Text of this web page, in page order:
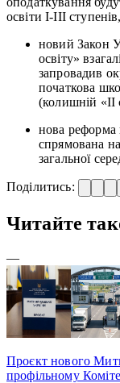
освіти І-ІІІ
новий Закон
освіту»
запровадив
початкова
(колишній «ІІ
нова реформа
спрямована
загальної
Поділитись:
Читайте
—
Проєкт нового
профільному